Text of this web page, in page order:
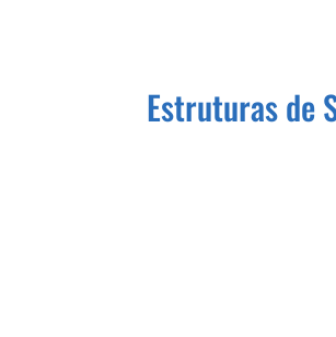
Estruturas de